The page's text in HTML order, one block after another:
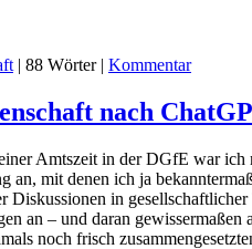
| 88 Wörter | Kommentar
nach
Amtszeit in der DGfE war ich
an, mit denen ich ja
Diskussionen in
an – und daran
noch frisch